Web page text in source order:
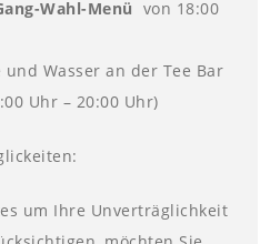
Wahl-Menü von 18:00
und Wasser an der Tee Bar
Uhr – 20:00 Uhr)
um Ihre Unverträglichkeit